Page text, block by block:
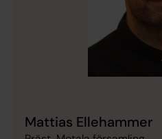
Mattias Ellehammer